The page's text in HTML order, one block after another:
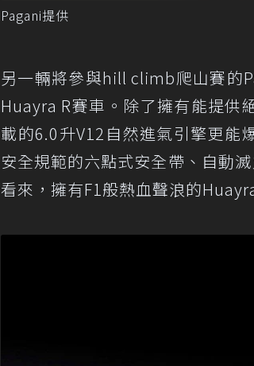
Pagani提供
另一輛將參與hill climb爬山賽的
Huayra R賽車。除了擁有能提供
載的6.0升V12自然進氣引擎更能
安全規範的六點式安全帶、自動
看來，擁有F1般熱血聲浪的